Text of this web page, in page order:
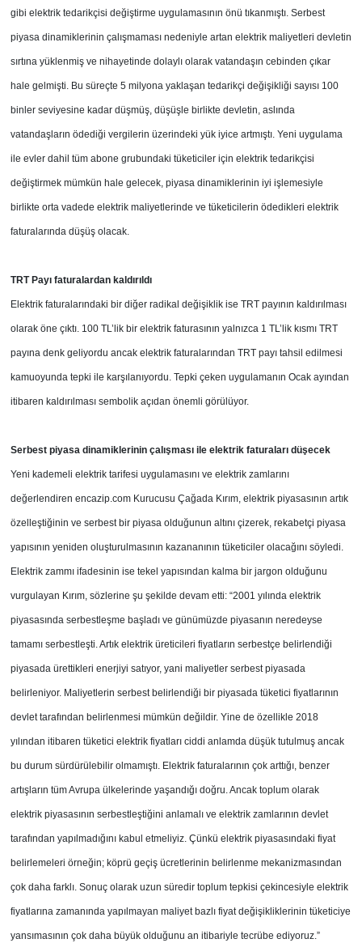
gibi elektrik tedarikçisi değiştirme uygulamasının önü tıkanmıştı. Serbest
piyasa dinamiklerinin çalışmaması nedeniyle artan elektrik maliyetleri devletin
sırtına yüklenmiş ve nihayetinde dolaylı olarak vatandaşın cebinden çıkar
hale gelmişti. Bu süreçte 5 milyona yaklaşan tedarikçi değişikliği sayısı 100
binler seviyesine kadar düşmüş, düşüşle birlikte devletin, aslında
vatandaşların ödediği vergilerin üzerindeki yük iyice artmıştı. Yeni uygulama
ile evler dahil tüm abone grubundaki tüketiciler için elektrik tedarikçisi
değiştirmek mümkün hale gelecek, piyasa dinamiklerinin iyi işlemesiyle
birlikte orta vadede elektrik maliyetlerinde ve tüketicilerin ödedikleri elektrik
faturalarında düşüş olacak.
TRT Payı faturalardan kaldırıldı
Elektrik faturalarındaki bir diğer radikal değişiklik ise TRT payının kaldırılması
olarak öne çıktı. 100 TL’lik bir elektrik faturasının yalnızca 1 TL’lik kısmı TRT
payına denk geliyordu ancak elektrik faturalarından TRT payı tahsil edilmesi
kamuoyunda tepki ile karşılanıyordu. Tepki çeken uygulamanın Ocak ayından
itibaren kaldırılması sembolik açıdan önemli görülüyor.
Serbest piyasa dinamiklerinin çalışması ile elektrik faturaları düşecek
Yeni kademeli elektrik tarifesi uygulamasını ve elektrik zamlarını
değerlendiren encazip.com Kurucusu Çağada Kırım, elektrik piyasasının artık
özelleştiğinin ve serbest bir piyasa olduğunun altını çizerek, rekabetçi piyasa
yapısının yeniden oluşturulmasının kazananının tüketiciler olacağını söyledi.
Elektrik zammı ifadesinin ise tekel yapısından kalma bir jargon olduğunu
vurgulayan Kırım, sözlerine şu şekilde devam etti: “2001 yılında elektrik
piyasasında serbestleşme başladı ve günümüzde piyasanın neredeyse
tamamı serbestleşti. Artık elektrik üreticileri fiyatların serbestçe belirlendiği
piyasada ürettikleri enerjiyi satıyor, yani maliyetler serbest piyasada
belirleniyor. Maliyetlerin serbest belirlendiği bir piyasada tüketici fiyatlarının
devlet tarafından belirlenmesi mümkün değildir. Yine de özellikle 2018
yılından itibaren tüketici elektrik fiyatları ciddi anlamda düşük tutulmuş ancak
bu durum sürdürülebilir olmamıştı. Elektrik faturalarının çok arttığı, benzer
artışların tüm Avrupa ülkelerinde yaşandığı doğru. Ancak toplum olarak
elektrik piyasasının serbestleştiğini anlamalı ve elektrik zamlarının devlet
tarafından yapılmadığını kabul etmeliyiz. Çünkü elektrik piyasasındaki fiyat
belirlemeleri örneğin; köprü geçiş ücretlerinin belirlenme mekanizmasından
çok daha farklı. Sonuç olarak uzun süredir toplum tepkisi çekincesiyle elektrik
fiyatlarına zamanında yapılmayan maliyet bazlı fiyat değişikliklerinin tüketiciye
yansımasının çok daha büyük olduğunu an itibariyle tecrübe ediyoruz.”